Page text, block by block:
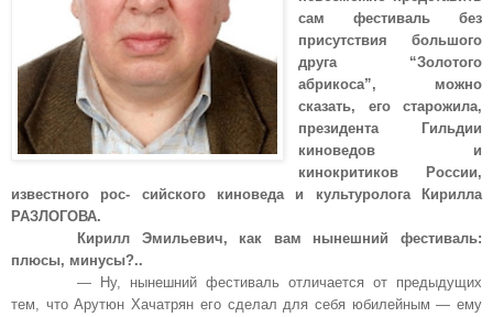
сам фестиваль без
присутствия большого
друга “Золотого
абрикоса”, можно
сказать, его старожила,
президента Гильдии
киноведов и
кинокритиков России,
известного рос- сийского киноведа и культуролога Кирилла
РАЗЛОГОВА.
Кирилл Эмильевич, как вам нынешний фестиваль:
плюсы, минусы?..
— Ну, нынешний фестиваль отличается от предыдущих
тем, что Арутюн Хачатрян его сделал для себя юбилейным — ему